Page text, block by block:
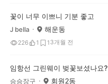
꽃이 너무 이쁘니 기분 좋고
J bella 해운동
226 1 1 3개월 전
임항선 그린웨이 벚꽃보셨나요?
승승장구 회원2동